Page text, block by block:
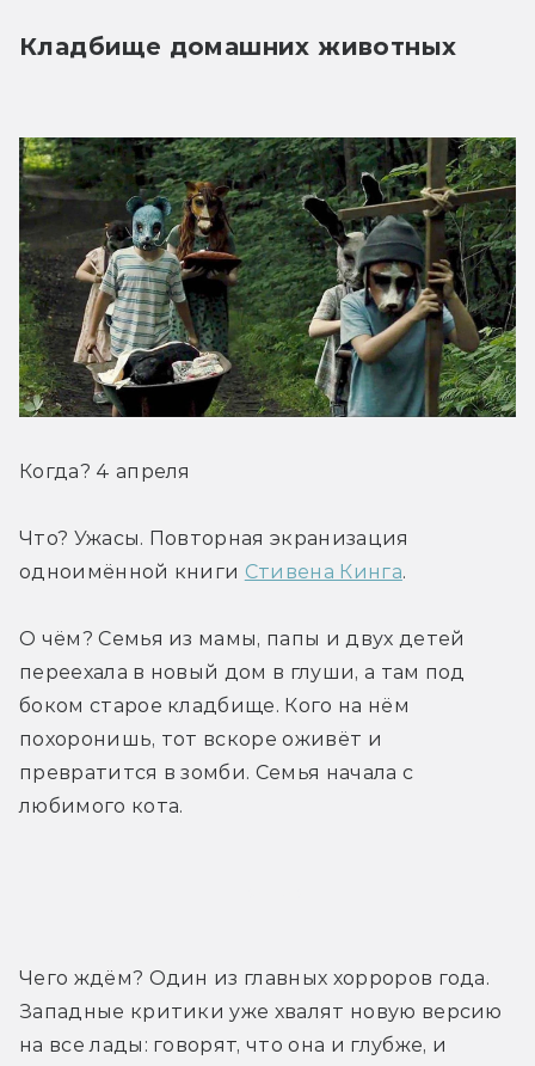
Кладбище домашних животных
Когда? 4 апреля
Что? Ужасы. Повторная экранизация
одноимённой книги Стивена Кинга.
О чём? Семья из мамы, папы и двух детей
переехала в новый дом в глуши, а там под
боком старое кладбище. Кого на нём
похоронишь, тот вскоре оживёт и
превратится в зомби. Семья начала с
любимого кота.
Чего ждём? Один из главных хорроров года.
Западные критики уже хвалят новую версию
на все лады: говорят, что она и глубже, и